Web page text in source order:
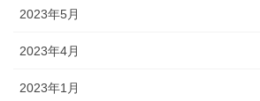
2023年5月
2023年4月
2023年1月